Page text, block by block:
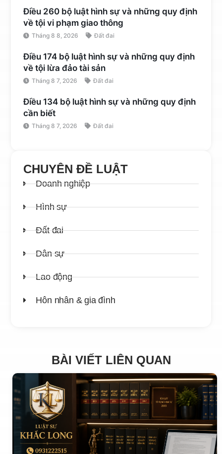
Điều 260 bộ luật hình sự và những quy định
về tội vi phạm giao thông
Tháng 8 8, 2026 Đất đai
Điều 174 bộ luật hình sự và những quy định
về tội lừa đảo tài sản
Tháng 8 7, 2026 Đất đai
Điều 134 bộ luật hình sự và những quy định
cần biết
Tháng 8 7, 2026 Đất đai
CHUYÊN ĐỀ LUẬT
Doanh nghiệp
Hình sự
Đất đai
Dân sự
Lao động
Hôn nhân & gia đình
BÀI VIẾT LIÊN QUAN